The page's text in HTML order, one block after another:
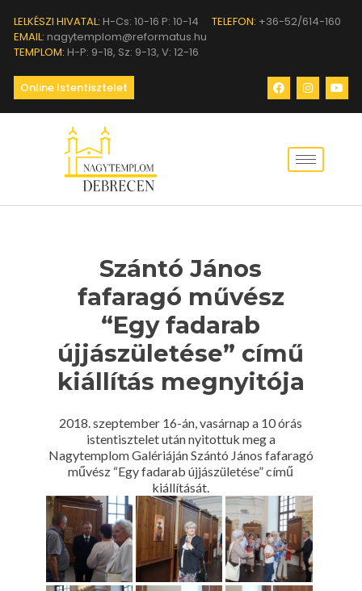
LELKÉSZI HIVATAL: H-Cs: 10-16 P: 10-14 TELEFON: +36-52/614-160
EMAIL: nagytemplom@reformatus.hu
TEMPLOM: H-P: 9-18, Sz: 9-13, V: 12-16
Online Istentisztelet
Szántó János
fafaragó művész
“Egy fadarab
újjászületése” című
kiállítás megnyitója
2018. szeptember 16-án, vasárnap a 10 órás
istentisztelet után nyitottuk meg a
Nagytemplom Galériáján Szántó János fafaragó
művész “Egy fadarab újjászületése” című
kiállítását.